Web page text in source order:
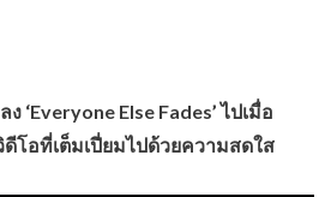
Else Fades’ ไปเมื่อ
โอที่เต็มเปี่ยมไปด้วยความสดใส